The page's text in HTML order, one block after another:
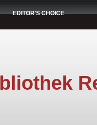
EDITOR'S CHOICE